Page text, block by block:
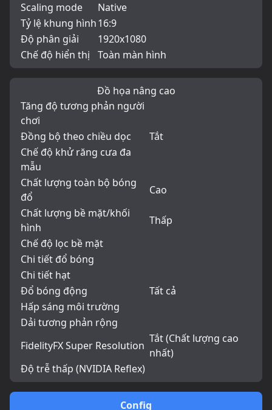
Config
Scaling mode
Native
Tỷ lệ khung hình16:9
Độ phân giải
1920x1080
Chế độ hiển thị
Toàn màn hình
Đồ họa nâng cao
Tăng độ tương phản người
chơi
Đồng bộ theo chiều dọc
Tắt
Chế độ khử răng cưa đa
mẫu
Chất lượng toàn bộ bóng
đổ
Cao
Chất lượng bề mặt/khối
hình
Thấp
Chế độ lọc bề mặt
Chi tiết đổ bóng
Chi tiết hạt
Đổ bóng động
Tất cả
Hấp sáng môi trường
Dải tương phản rộng
FidelityFX Super Resolution
Tắt (Chất lượng cao
nhất)
Độ trễ thấp (NVIDIA Reflex)